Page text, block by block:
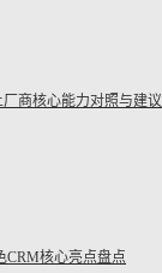
商核心能力对照与建议
CRM核心亮点盘点